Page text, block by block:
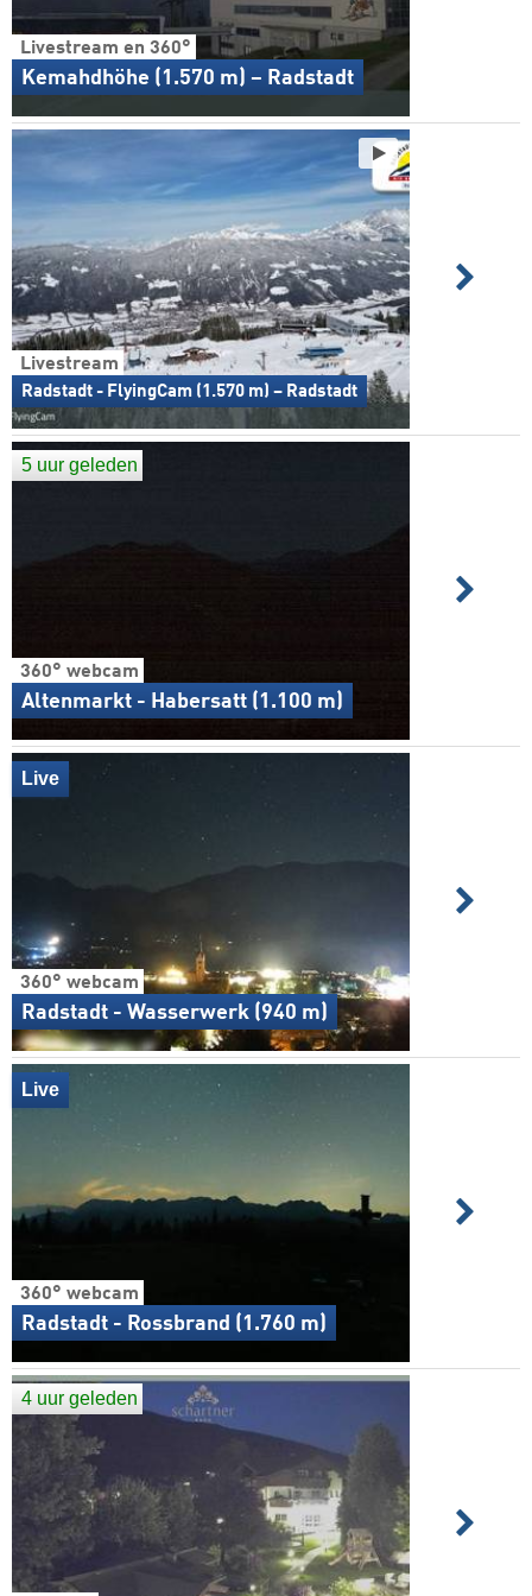
Livestream en 360°
Kemahdhöhe (1.570 m) – Radstadt
Livestream
Radstadt - FlyingCam (1.570 m) – Radstadt
360° webcam
Altenmarkt - Habersatt (1.100 m)
5 uur geleden
360° webcam
Radstadt - Wasserwerk (940 m)
Live
360° webcam
Radstadt - Rossbrand (1.760 m)
Live
4 uur geleden